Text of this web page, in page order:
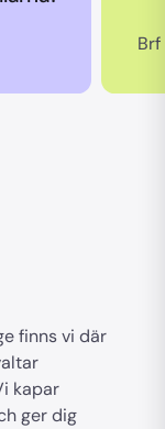
Brf
finns vi där
kapar
ger dig